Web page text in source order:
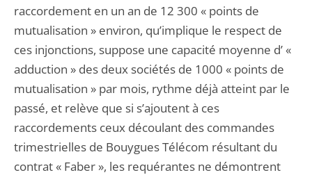
raccordement en un an de 12 300 « points de
mutualisation » environ, qu’implique le respect de
ces injonctions, suppose une capacité moyenne d’ «
adduction » des deux sociétés de 1000 « points de
mutualisation » par mois, rythme déjà atteint par le
passé, et relève que si s’ajoutent à ces
raccordements ceux découlant des commandes
trimestrielles de Bouygues Télécom résultant du
contrat « Faber », les requérantes ne démontrent